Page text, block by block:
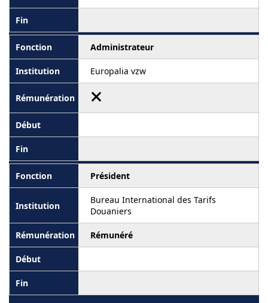
Administrateur
Europalia vzw
Président
Bureau International des Tarifs
Douaniers
Rémunéré